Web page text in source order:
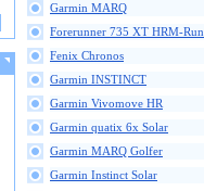
Garmin MARQ
Forerunner 735 XT HRM-Run
Fenix Chronos
Garmin INSTINCT
Garmin Vivomove HR
Garmin quatix 6x Solar
Garmin MARQ Golfer
Garmin Instinct Solar